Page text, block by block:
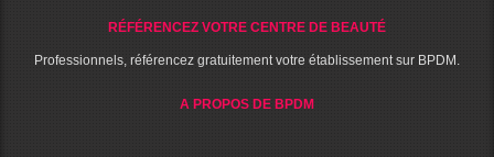
RÉFÉRENCEZ VOTRE CENTRE DE BEAUTÉ
Professionnels, référencez gratuitement votre établissement sur BPDM.
A PROPOS DE BPDM